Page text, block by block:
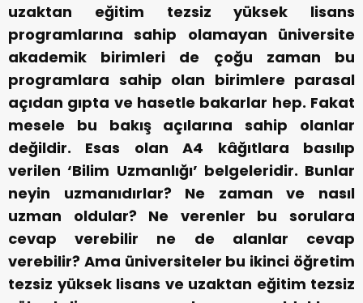
uzaktan eğitim tezsiz yüksek lisans
programlarına sahip olamayan üniversite
akademik birimleri de çoğu zaman bu
programlara sahip olan birimlere parasal
açıdan gıpta ve hasetle bakarlar hep. Fakat
mesele bu bakış açılarına sahip olanlar
değildir. Esas olan A4 kâğıtlara basılıp
verilen ‘Bilim Uzmanlığı’ belgeleridir. Bunlar
neyin uzmanıdırlar? Ne zaman ve nasıl
uzman oldular? Ne verenler bu sorulara
cevap verebilir ne de alanlar cevap
verebilir? Ama üniversiteler bu ikinci öğretim
tezsiz yüksek lisans ve uzaktan eğitim tezsiz